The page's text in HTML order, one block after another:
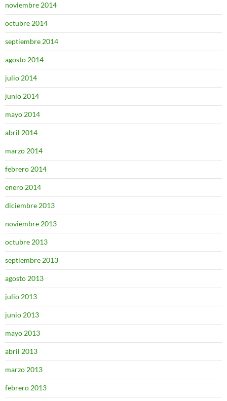
noviembre 2014
octubre 2014
septiembre 2014
agosto 2014
julio 2014
junio 2014
mayo 2014
abril 2014
marzo 2014
febrero 2014
enero 2014
diciembre 2013
noviembre 2013
octubre 2013
septiembre 2013
agosto 2013
julio 2013
junio 2013
mayo 2013
abril 2013
marzo 2013
febrero 2013